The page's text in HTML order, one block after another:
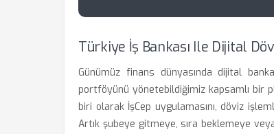
Türkiye İş Bankası Ile Dijital
Günümüz finans dünyasında dijital
portföyünü yönetebildiğimiz kapsamlı bir
biri olarak İşCep uygulamasını, döviz
Artık şubeye gitmeye, sıra beklemeye